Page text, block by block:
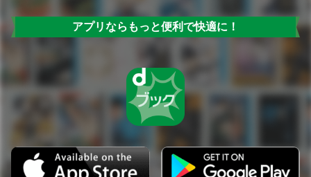
アプリならもっと便利で快適に！